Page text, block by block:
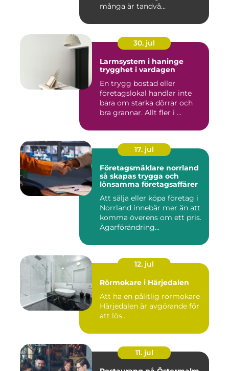
många är tandvå...
30. jul
Larmsystem i haninge
trygghet i vardagen
En trygg bostad eller
företagslokal handlar inte
bara om starka dörrar och
bra grannar. Allt fler i ...
17. jul
Företagsmäklare norrland
så skapas trygga och
lönsamma företagsaffärer
Att sälja eller köpa företag i
Norrland innebär mer än att
komma överens om ett pris.
Ägarförändring...
12. jul
Rörmokare i Härjedalen
Att ha en pålitlig rörmokare
Härjedalen är avgörande för
att lös...
11. jul